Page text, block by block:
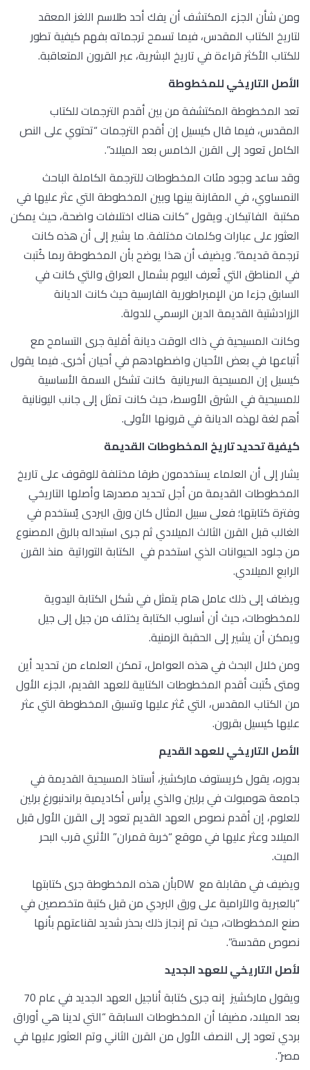
ومن شأن الجزء المكتشف أن يفك أحد طلاسم اللغز المعقد
لتاريخ الكتاب المقدس، فيما تسمح ترجماته بفهم كيفية تطور
للكتاب الأكثر قراءة في تاريخ البشرية، عبر القرون المتعاقبة.
الأصل التاريخي للمخطوطة
تعد المخطوطة المكتشفة من بين أقدم الترجمات للكتاب
المقدس، فيما قال كيسيل إن أقدم الترجمات “تحتوي على النص
الكامل تعود إلى القرن الخامس بعد الميلاد”.
وقد ساعد وجود مئات المخطوطات للترجمة الكاملة الباحث
النمساوي، في المقارنة بينها وبين المخطوطة التي عثر عليها في
مكتبة الفاتيكان. ويقول “كانت هناك اختلافات واضحة، حيث يمكن
العثور على عبارات وكلمات مختلفة. ما يشير إلى أن هذه كانت
ترجمة قديمة”. ويضيف أن هذا يوضح بأن المخطوطة ربما كُتبت
في المناطق التي تُعرف اليوم بشمال العراق والتي كانت في
السابق جزءا من الإمبراطورية الفارسية حيث كانت الديانة
الزرادشتية القديمة الدين الرسمي للدولة.
وكانت المسيحية في ذاك الوقت ديانة أقلية جرى التسامح مع
أتباعها في بعض الأحيان واضطهادهم في أحيان أخرى. فيما يقول
كيسيل إن المسيحية السريانية كانت تشكل السمة الأساسية
للمسيحية في الشرق الأوسط، حيث كانت تمثل إلى جانب اليونانية
أهم لغة لهذه الديانة في قرونها الأولى.
كيفية تحديد تاريخ المخطوطات القديمة
يشار إلى أن العلماء يستخدمون طرقا مختلفة للوقوف على تاريخ
المخطوطات القديمة من أجل تحديد مصدرها وأصلها التاريخي
وفترة كتابتها؛ فعلى سبيل المثال كان ورق البردى يًستخدم في
الغالب قبل القرن الثالث الميلادي ثم جرى استبداله بالرق المصنوع
من جلود الحيوانات الذي استخدم في الكتابة التوراتية منذ القرن
الرابع الميلادي.
ويضاف إلى ذلك عامل هام يتمثل في شكل الكتابة اليدوية
للمخطوطات، حيث أن أسلوب الكتابة يختلف من جيل إلى جيل
ويمكن أن يشير إلى الحقبة الزمنية.
ومن خلال البحث في هذه العوامل، تمكن العلماء من تحديد أين
ومتى كُتبت أقدم المخطوطات الكتابية للعهد القديم، الجزء الأول
من الكتاب المقدس، التي عُثر عليها وتسبق المخطوطة التي عثر
عليها كيسيل بقرون.
الأصل التاريخي للعهد القديم
بدوره، يقول كريستوف ماركشيز، أستاذ المسيحية القديمة في
جامعة هومبولت في برلين والذي يرأس أكاديمية براندنبورغ برلين
للعلوم، إن أقدم نصوص العهد القديم تعود إلى القرن الأول قبل
الميلاد وعثر عليها في موقع “خربة قمران” الأثري قرب البحر
الميت.
ويضيف في مقابلة مع DWبأن هذه المخطوطة جرى كتابتها
“بالعبرية والآرامية على ورق البردي من قبل كتبة متخصصين في
صنع المخطوطات، حيث تم إنجاز ذلك بحذر شديد لقناعتهم بأنها
نصوص مقدسة”.
لأصل التاريخي للعهد الجديد
ويقول ماركشيز إنه جرى كتابة أناجيل العهد الجديد في عام 70
بعد الميلاد، مضيفا أن المخطوطات السابقة “التي لدينا هي أوراق
بردي تعود إلى النصف الأول من القرن الثاني وتم العثور عليها في
مصر”.